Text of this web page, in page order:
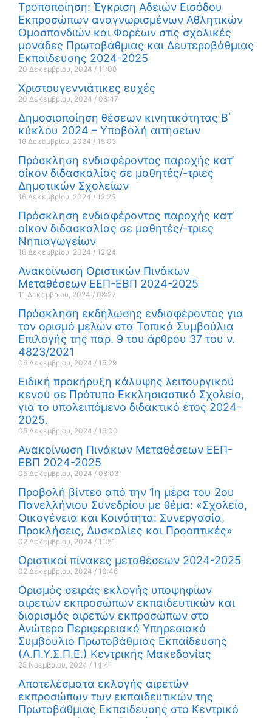
Τροποποίηση: Έγκριση Αδειών Εισόδου
Εκπροσώπων αναγνωρισμένων Αθλητικών
Ομοσπονδιών και Φορέων στις σχολικές
μονάδες Πρωτοβάθμιας και Δευτεροβάθμιας
Εκπαίδευσης 2024-2025
20 Δεκεμβρίου, 2024 11:08
Χριστουγεννιάτικες ευχές
20 Δεκεμβρίου, 2024 08:47
Δημοσιοποίηση θέσεων κινητικότητας Β΄
κύκλου 2024 – Υποβολή αιτήσεων
16 Δεκεμβρίου, 2024 15:03
Πρόσκληση ενδιαφέροντος παροχής κατ’
οίκον διδασκαλίας σε μαθητές/-τριες
Δημοτικών Σχολείων
16 Δεκεμβρίου, 2024 12:25
Πρόσκληση ενδιαφέροντος παροχής κατ’
οίκον διδασκαλίας σε μαθητές/-τριες
Νηπιαγωγείων
16 Δεκεμβρίου, 2024 12:24
Ανακοίνωση Οριστικών Πινάκων
Μεταθέσεων ΕΕΠ-ΕΒΠ 2024-2025
11 Δεκεμβρίου, 2024 08:27
Πρόσκληση εκδήλωσης ενδιαφέροντος για
τον ορισμό μελών στα Τοπικά Συμβούλια
Επιλογής της παρ. 9 του άρθρου 37 του ν.
4823/2021
06 Δεκεμβρίου, 2024 15:29
Ειδική προκήρυξη κάλυψης λειτουργικού
κενού σε Πρότυπο Εκκλησιαστικό Σχολείο,
για το υπολειπόμενο διδακτικό έτος 2024-
2025.
05 Δεκεμβρίου, 2024 16:00
Ανακοίνωση Πινάκων Μεταθέσεων ΕΕΠ-
ΕΒΠ 2024-2025
05 Δεκεμβρίου, 2024 08:03
Προβολή βίντεο από την 1η μέρα του 2ου
Πανελλήνιου Συνεδρίου με θέμα: «Σχολείο,
Οικογένεια και Κοινότητα: Συνεργασία,
Προκλήσεις, Δυσκολίες και Προοπτικές»
02 Δεκεμβρίου, 2024 11:51
Οριστικοί πίνακες μεταθέσεων 2024-2025
02 Δεκεμβρίου, 2024 10:46
Ορισμός σειράς εκλογής υποψηφίων
αιρετών εκπροσώπων εκπαιδευτικών και
διορισμός αιρετών εκπροσώπων στο
Ανώτερο Περιφερειακό Υπηρεσιακό
Συμβούλιο Πρωτοβάθμιας Εκπαίδευσης
(Α.Π.Υ.Σ.Π.Ε.) Κεντρικής Μακεδονίας
25 Νοεμβρίου, 2024 14:41
Αποτελέσματα εκλογής αιρετών
εκπροσώπων των εκπαιδευτικών της
Πρωτοβάθμιας Εκπαίδευσης στο Κεντρικό